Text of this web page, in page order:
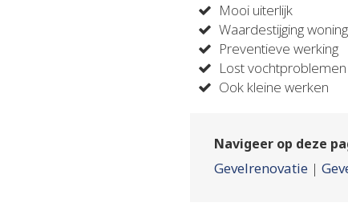
Mooi uiterlijk
Waardestijging woning
Preventieve werking
Lost
Ook kleine werken
Navigeer op deze
Gevelrenovatie |